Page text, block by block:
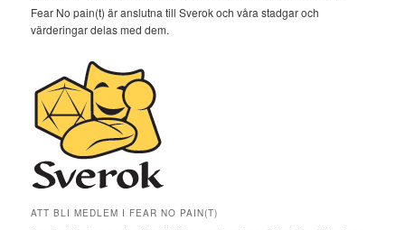
Fear No pain(t) är anslutna till Sverok och våra stadgar och
värderingar delas med dem.
ATT BLI MEDLEM I FEAR NO PAIN(T)